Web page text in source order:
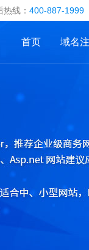
热线： 400-887-1999
域名
首页